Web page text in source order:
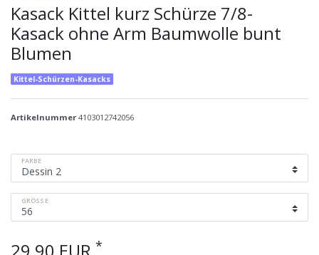
Kasack Kittel kurz Schürze 7/8-
Kasack ohne Arm Baumwolle bunt
Blumen
Kittel-Schürzen-Kasacks
Artikelnummer 4103012742056
FARBE
GRÖSSE
*